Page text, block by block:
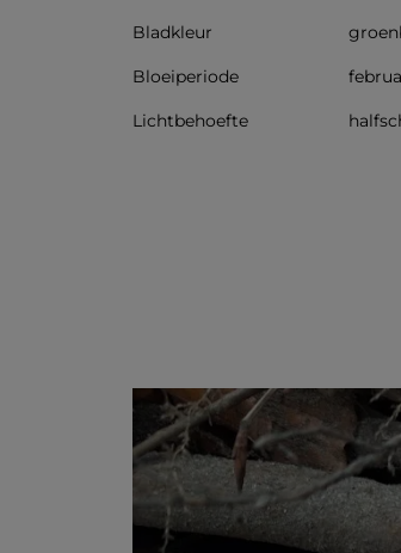
Bladkleur
Bloeiperiode
Lichtbehoefte